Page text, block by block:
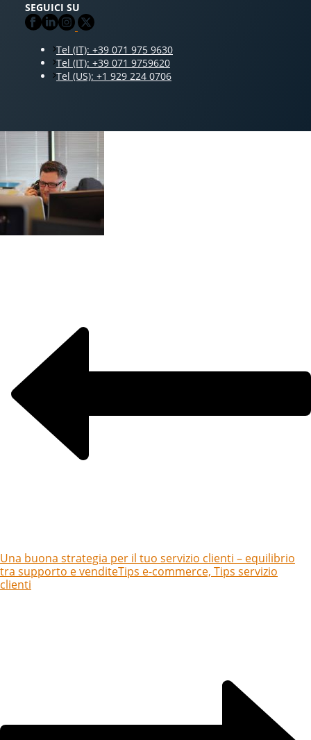
SEGUICI SU
Tel (IT): +39 071 975 9630
Tel (IT): +39 071 9759620
Tel (US): +1 929 224 0706
Una buona strategia per il tuo servizio clienti – equilibrio
tra supporto e venditeTips e-commerce, Tips servizio
clienti